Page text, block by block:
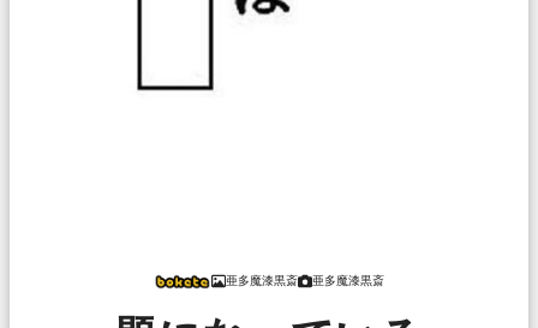
亜多魔漆黒斎 亜多魔漆黒斎